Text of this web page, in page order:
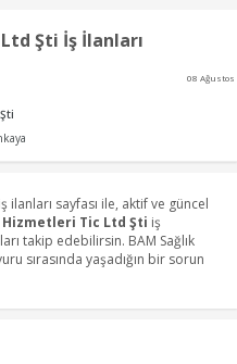
Şti İş İlanları
08 Ağustos
iş ilanları sayfası ile, aktif ve güncel
Hizmetleri Tic Ltd Şti iş
takip edebilirsin. BAM Sağlık
sırasında yaşadığın bir sorun